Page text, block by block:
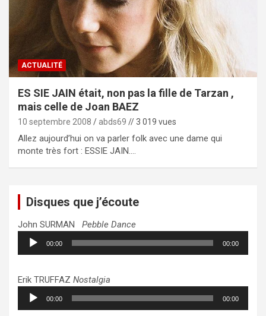
ACTUALITÉ
ES SIE JAIN était, non pas la fille de Tarzan ,
mais celle de Joan BAEZ
10 septembre 2008 abds69 // 3 019 vues
Allez aujourd’hui on va parler folk avec une dame qui
monte très fort : ESSIE JAIN.…
Disques que j’écoute
John SURMAN Pebble Dance
Lecteur
audio
00:00 00:00
Erik TRUFFAZ Nostalgia
Lecteur
audio
00:00 00:00